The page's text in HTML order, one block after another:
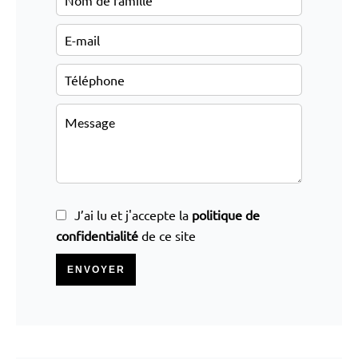
J’ai lu et j'accepte la politique de
confidentialité de ce site
ENVOYER